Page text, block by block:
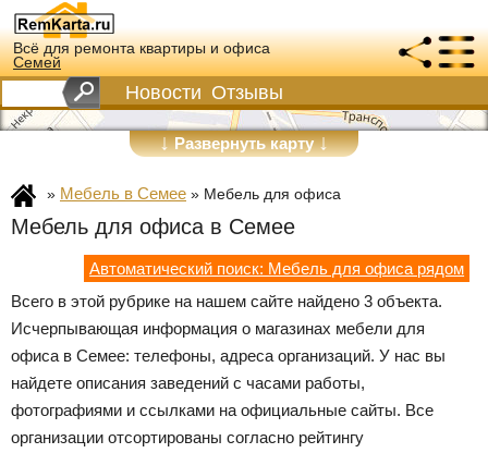
Всё для ремонта квартиры и офиса
Семей
Новости Отзывы
↓Развернуть карту↓
» Мебель в Семее » Мебель для офиса
Мебель для офиса в Семее
Автоматический поиск: Мебель для офиса рядом
Всего в этой рубрике на нашем сайте найдено 3 объекта.
Исчерпывающая информация о магазинах мебели для
офиса в Семее: телефоны, адреса организаций. У нас вы
найдете описания заведений с часами работы,
фотографиями и ссылками на официальные сайты. Все
организации отсортированы согласно рейтингу